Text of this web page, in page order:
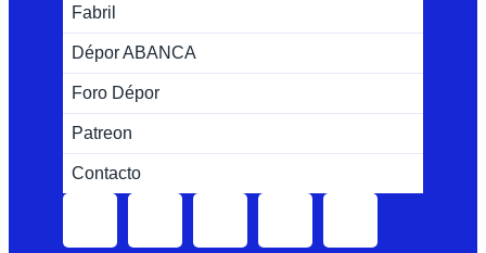
Fabril
Dépor ABANCA
Foro Dépor
Patreon
Contacto